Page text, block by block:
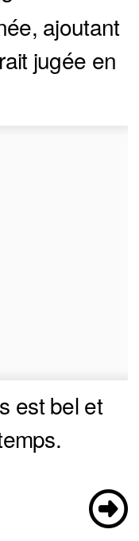
ajoutant
jugée en
est bel et